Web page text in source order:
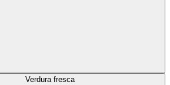
Verdura fresca